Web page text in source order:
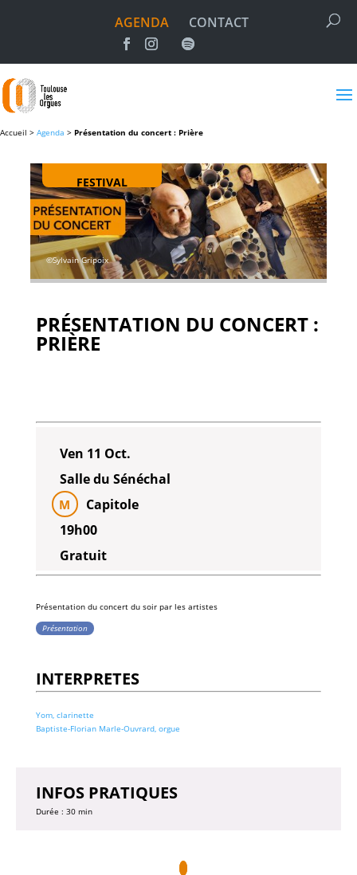
AGENDA CONTACT
Accueil > Agenda > Présentation du concert : Prière
FESTIVAL
©Sylvain Gripoix
PRÉSENTATION DU CONCERT :
PRIÈRE
Ven 11 Oct.
Salle du Sénéchal
M
Capitole
19h00
Gratuit
Présentation du concert du soirpar les artistes
Présentation
INTERPRETES
Yom, clarinette
Baptiste-Florian Marle-Ouvrard, orgue
INFOS PRATIQUES
Durée : 30 min